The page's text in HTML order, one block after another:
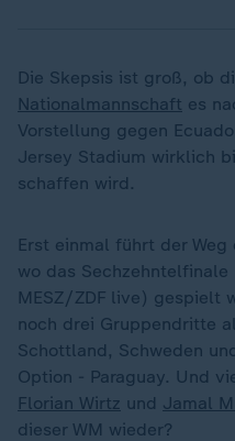
Die Skepsis ist groß, ob
Nationalmannschaft es
Vorstellung gegen
Jersey Stadium wirklich
schaffen wird.
Erst einmal führt der Weg
wo das
MESZ/ZDF live) gespielt
noch drei Gruppendritte
Schottland, Schweden
Option - Paraguay. Und
Florian Wirtz und Jamal
dieser WM wieder?